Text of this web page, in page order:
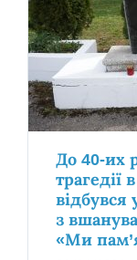
До 40-их
трагедії
відбувся
з
«Ми